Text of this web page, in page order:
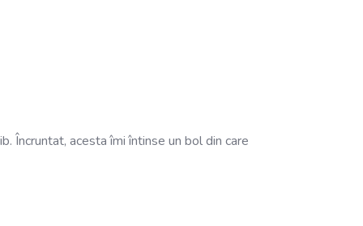
Încruntat, acesta îmi întinse un bol din care